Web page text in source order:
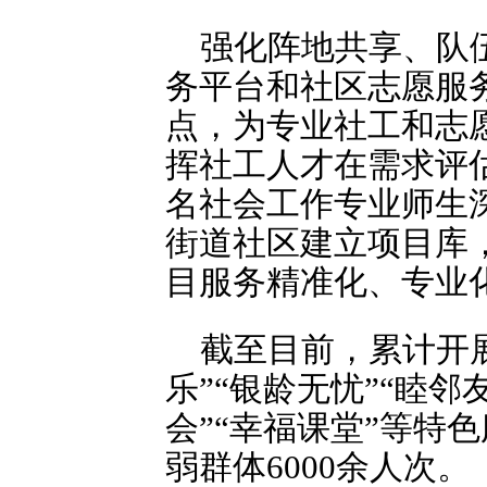
强化阵地共享、队
务平台和社区志愿服
点，为专业社工和志
挥社工人才在需求评
名社会工作专业师生
街道社区建立项目库
目服务精准化、专业
截至目前，累计开
乐”“银龄无忧”“睦邻
会”“幸福课堂”等特
弱群体6000余人次。